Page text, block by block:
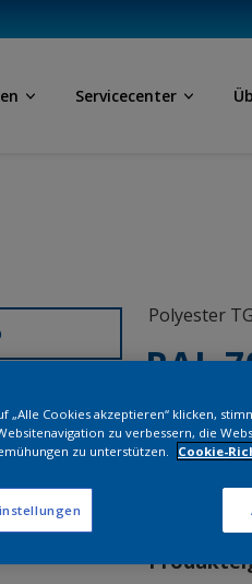
Servicecenter
Polyester
RAL
SL316G
Muster
„Alle Cookies akzeptieren“ klicken,
zu verbessern, die
zu unterstützen.
Cookie-